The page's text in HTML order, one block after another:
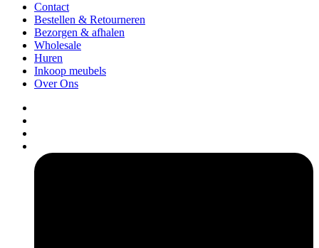
Contact
Bestellen & Retourneren
Bezorgen & afhalen
Wholesale
Huren
Inkoop meubels
Over Ons